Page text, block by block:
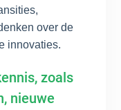
over de
innovaties.
zoals
nieuwe